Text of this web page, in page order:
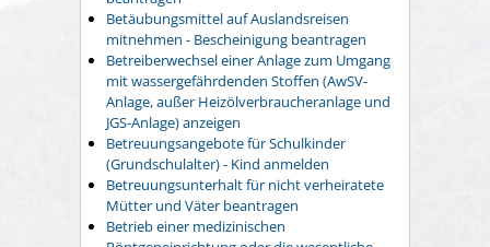
Betäubungsmittel auf Auslandsreisen
mitnehmen - Bescheinigung beantragen
Betreiberwechsel einer Anlage zum Umgang
mit wassergefährdenden Stoffen (AwSV-
Anlage, außer Heizölverbraucheranlage und
JGS-Anlage) anzeigen
Betreuungsangebote für Schulkinder
(Grundschulalter) - Kind anmelden
Betreuungsunterhalt für nicht verheiratete
Mütter und Väter beantragen
Betrieb einer medizinischen